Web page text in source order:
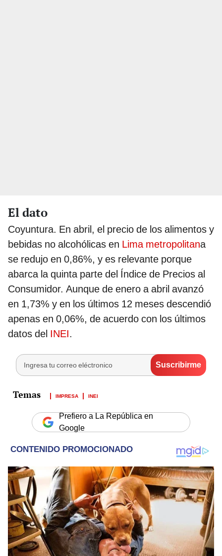
El dato
Coyuntura. En abril, el precio de los alimentos y
bebidas no alcohólicas en Lima metropolitana
se redujo en 0,86%, y es relevante porque
abarca la quinta parte del Índice de Precios al
Consumidor. Aunque de enero a abril avanzó
en 1,73% y en los últimos 12 meses descendió
apenas en 0,06%, de acuerdo con los últimos
datos del INEI.
IMPRESA INEI
Prefiero a La República en
Google